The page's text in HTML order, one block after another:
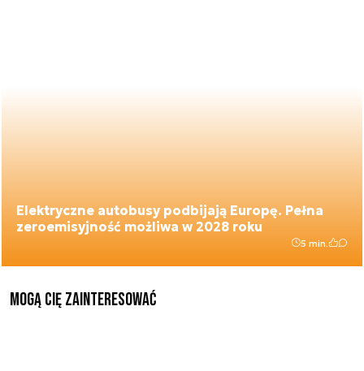
Elektryczne autobusy podbijają Europę. Pełna
zeroemisyjność możliwa w 2028 roku
5 min.
Mogą Cię zainteresować